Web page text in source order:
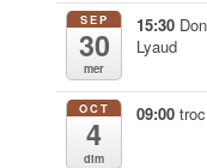
SEP
30
mer
15:30
Lyaud
OCT
4
dim
09:00